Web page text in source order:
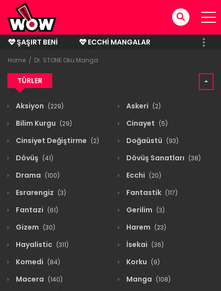
ŞAŞIRT BENI
ECCHI MANGALAR
BITMIŞ MANGALAR
Home Dr. STONE Oku Manga
TÜRLER
Aksiyon (229) Askeri (2)
Bilim Kurgu (29) Cinayet (5)
Cinsiyet Değiştirme (2) Doğaüstü (93)
Dövüş (41) Dövüş Sanatları (38)
Drama (100) Ecchi (20)
Esrarengiz (3) Fantastik (117)
Fantazi (61) Gerilim (3)
Gizem (30) Harem (23)
Hayalistic (311) İsekai (36)
Komedi (84) Korku (9)
Macera (140) Manga (108)